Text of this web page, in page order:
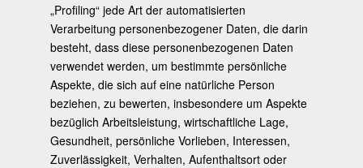
„Profiling“ jede Art der automatisierten
Verarbeitung personenbezogener Daten, die darin
besteht, dass diese personenbezogenen Daten
verwendet werden, um bestimmte persönliche
Aspekte, die sich auf eine natürliche Person
beziehen, zu bewerten, insbesondere um Aspekte
bezüglich Arbeitsleistung, wirtschaftliche Lage,
Gesundheit, persönliche Vorlieben, Interessen,
Zuverlässigkeit, Verhalten, Aufenthaltsort oder